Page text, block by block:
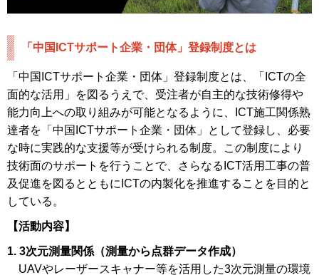
「中国ICTサポート企業・団体」登録制度とは
「中国ICTサポート企業・団体」登録制度とは、「ICTの全
面的な活用」を図るうえで、受注者が自主的な技術修得や
能力向上への取り組みが可能となるように、ICT施工関係熟
達者を「中国ICTサポート企業・団体」として登録し、必要
な時に実践的な支援等が受けられる制度。この制度により
技術面のサポートを行うことで、さらなるICT活用工事の普
及促進を図るとともにICTの内製化を推進することを目的と
している。
【活動内容】
1. 3次元測量関係（測量から点群データ作成）
UAVやレーザースキャナー等を活用した3次元測量の環境